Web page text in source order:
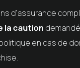
d'assurance
la caution
en cas de